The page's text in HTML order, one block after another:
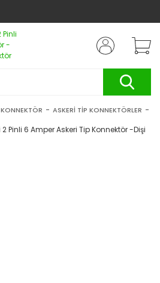
KONNEKTÖR ASKERİ TİP KONNEKTÖRLER